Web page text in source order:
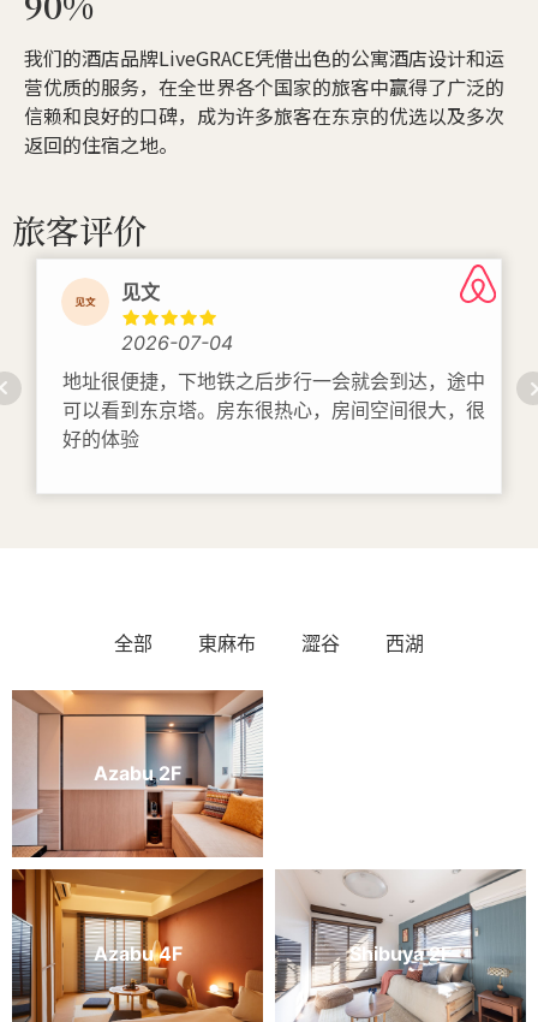
我们的酒店品牌LiveGRACE凭借出色的公寓酒店设计和运
营优质的服务，在全世界各个国家的旅客中赢得了广泛的
信赖和良好的口碑，成为许多旅客在东京的优选以及多次
返回的住宿之地。
旅客评价
见文
2026-07-04
地址很便捷，下地铁之后步行一会就会到达，途中
可以看到东京塔。房东很热心，房间空间很大，很
好的体验
全部 東麻布 澀谷 西湖
Azabu 2F
Azabu 4F Shibuya 2F